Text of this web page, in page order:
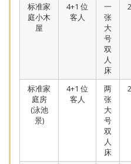
标准家
庭小木
屋
4+1 位
客人
一
张
大
号
双
人
床
标准家
庭房
(泳池
景)
4+1 位
客人
两
张
大
号
双
人
床